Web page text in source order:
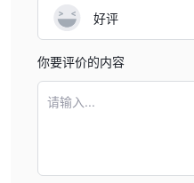
好评
你要评价的内容
请输入...